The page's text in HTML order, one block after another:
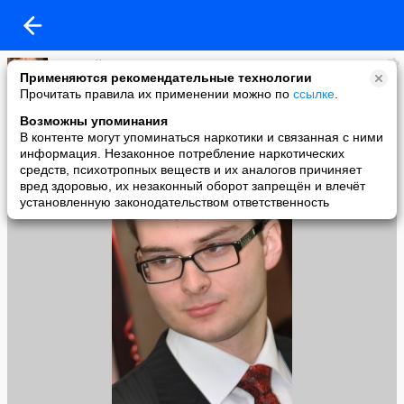
Применяются рекомендательные технологии
Прочитать правила их применении можно по ссылке
Возможны упоминания
В контенте могут упоминаться наркотики и связанная с ними
информация. Незаконное потребление наркотических
средств, психотропных веществ и их аналогов причиняет
вред здоровью, их незаконный оборот запрещён и влечёт
установленную законодательством ответственность
Евгений Кузнецов
added a photo
20 Jul в 01:04